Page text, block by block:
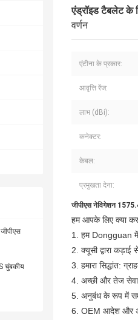
चुंबकीय
एंड्रॉइड टैबलेट के
वर्णन
एंटीना के प्रकार:
आवृत्ति रेंज:
लाभ (dBi):
कनेक्टर:
केबल:
प्रमुखता देना:
जीपीएस नेविगेशन
हम आपके लिए क्या
1. हम Dongguan में
2. क्यूसी द्वारा
3. हमारा सिद्धांत:
4. अच्छी और तेज
5. अनुबंध के रूप में
6. OEM आदेश और